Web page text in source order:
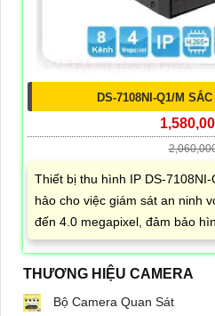
DS-7108NI-Q1/M
Thiết bị thu hình IP DS-
hảo cho việc giám sát an ninh
đến 4.0 megapixel, đảm bảo
THƯƠNG HIỆU CAMERA
Bộ Camera Quan Sát